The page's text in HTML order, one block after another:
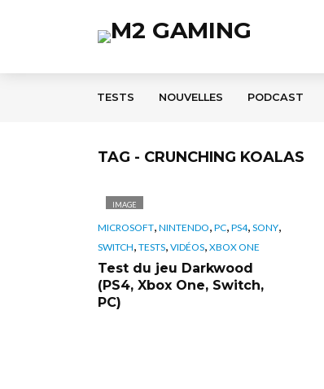
TESTS NOUVELLES PODCAST
TAG - CRUNCHING KOALAS
IMAGE
MICROSOFT, NINTENDO, PC, PS4, SONY,
SWITCH, TESTS, VIDÉOS, XBOX ONE
Test du jeu Darkwood
(PS4, Xbox One, Switch,
PC)